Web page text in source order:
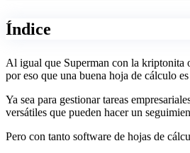
Índice
Al igual que Superman con la kriptonita
por eso que una buena hoja de cálculo
Ya sea para gestionar tareas
versátiles que pueden hacer un
Pero con tanto software de hojas de